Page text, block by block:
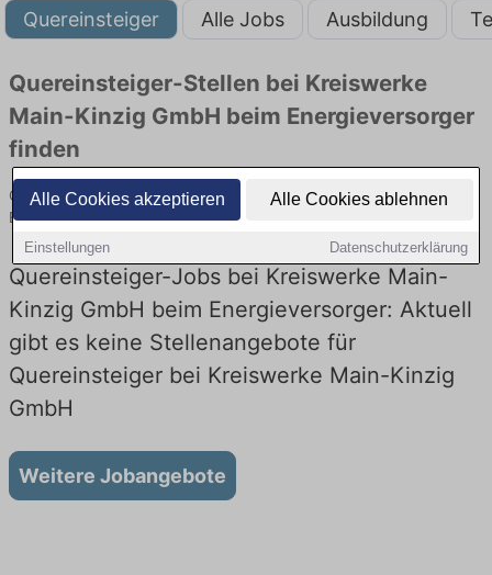
Alle Cookies akzeptieren Alle Cookies ablehnen
Einstellungen Datenschutzerklärung
Quereinsteiger Alle Jobs Ausbildung
Quereinsteiger-Stellen bei Kreiswerke
Main-Kinzig GmbH beim Energieversorger
finden
Quereinsteiger-Jobs bei Kreiswerke Main-Kinzig GmbH beim
Energieversorger! Neueinstieg in Technik. Jetzt bewerben!
Quereinsteiger-Jobs bei Kreiswerke Main-
Kinzig GmbH beim Energieversorger: Aktuell
gibt es keine Stellenangebote für
Quereinsteiger bei Kreiswerke Main-Kinzig
GmbH
Weitere Jobangebote